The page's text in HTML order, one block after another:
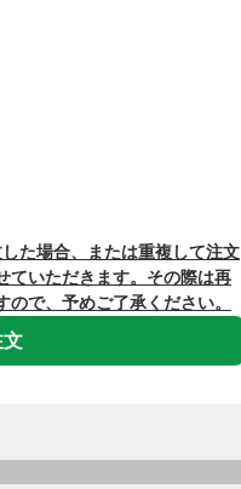
た場合、または重複して注文
ていただきます。その際は再
で、予めご了承ください。